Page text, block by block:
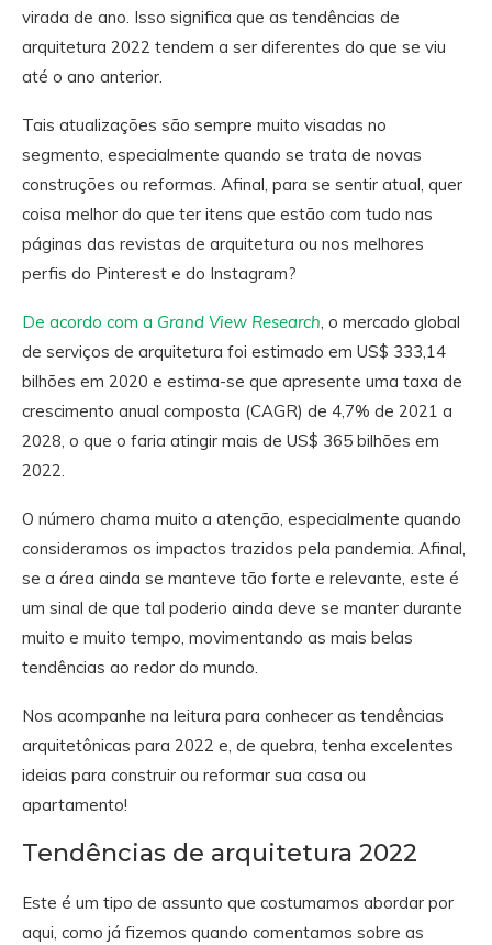
virada de ano. Isso significa que as tendências de
arquitetura 2022 tendem a ser diferentes do que se viu
até o ano anterior.
Tais atualizações são sempre muito visadas no
segmento, especialmente quando se trata de novas
construções ou reformas. Afinal, para se sentir atual, quer
coisa melhor do que ter itens que estão com tudo nas
páginas das revistas de arquitetura ou nos melhores
perfis do Pinterest e do Instagram?
De acordo com a Grand View Research, o mercado global
de serviços de arquitetura foi estimado em US$ 333,14
bilhões em 2020 e estima-se que apresente uma taxa de
crescimento anual composta (CAGR) de 4,7% de 2021 a
2028, o que o faria atingir mais de US$ 365 bilhões em
2022.
O número chama muito a atenção, especialmente quando
consideramos os impactos trazidos pela pandemia. Afinal,
se a área ainda se manteve tão forte e relevante, este é
um sinal de que tal poderio ainda deve se manter durante
muito e muito tempo, movimentando as mais belas
tendências ao redor do mundo.
Nos acompanhe na leitura para conhecer as tendências
arquitetônicas para 2022 e, de quebra, tenha excelentes
ideias para construir ou reformar sua casa ou
apartamento!
Tendências de arquitetura 2022
Este é um tipo de assunto que costumamos abordar por
aqui, como já fizemos quando comentamos sobre as